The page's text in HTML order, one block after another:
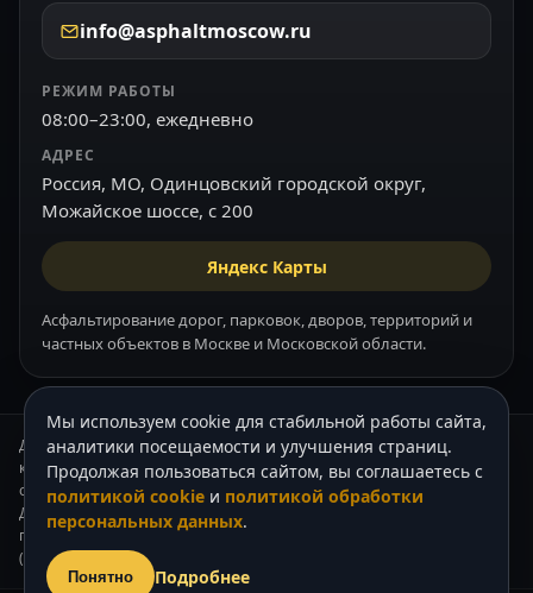
info@asphaltmoscow.ru
РЕЖИМ РАБОТЫ
08:00–23:00, ежедневно
АДРЕС
Россия, МО, Одинцовский городской округ,
Можайское шоссе, с 200
Яндекс Карты
Асфальтирование дорог, парковок, дворов, территорий и
частных объектов в Москве и Московской области.
Данный интернет-сайт носит информационный характер и ни при
каких условиях не является публичной офертой, которая
определяется положениями Статьи 437 (2) Гражданского кодекса РФ.
Для получения подробной информации о стоимости наших услуг,
пожалуйста, обращайтесь к нашим менеджерам по телефону +7
(905) 739-62-33.
Мы используем cookie для стабильной работы сайта,
аналитики посещаемости и улучшения страниц.
Продолжая пользоваться сайтом, вы соглашаетесь с
политикой cookie и политикой обработки
персональных данных.
Понятно Подробнее